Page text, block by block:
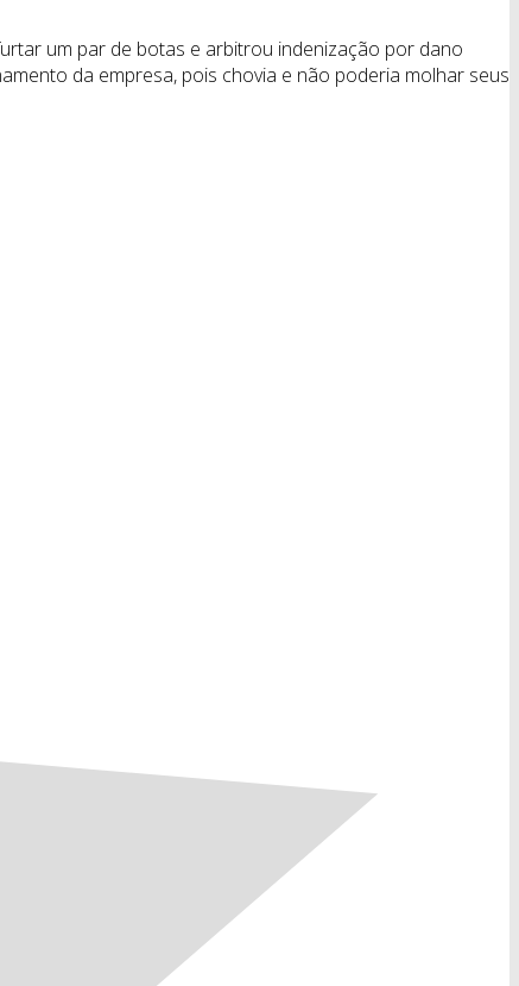
um par de botas e arbitrou indenização por dano
da empresa, pois chovia e não poderia molhar seus